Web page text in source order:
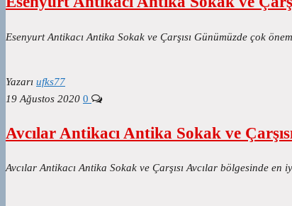
Esenyurt Antikacı Antika Sokak ve Çarşısı Günümüzde çok
Yazarı ufks77
19 Ağustos 2020 0
Avcılar Antikacı Antika Sokak ve
Avcılar Antikacı Antika Sokak ve Çarşısı Avcılar bölgesinde